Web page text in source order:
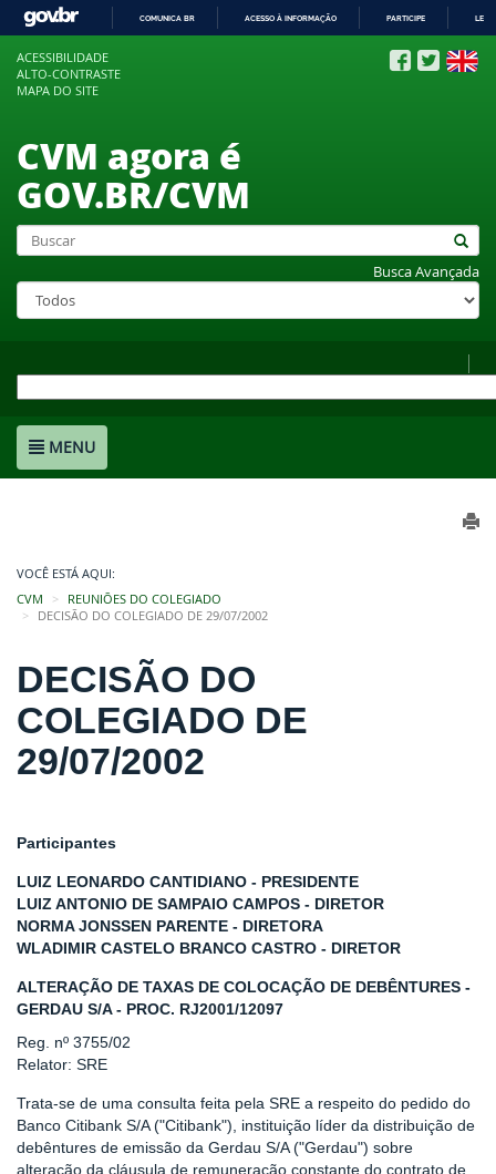
COMUNICA BR ACESSO À INFORMAÇÃO PARTICIPE
ACESSIBILIDADE
ALTO-CONTRASTE
MAPA DO SITE
CVM agora é
GOV.BR/CVM
Busca Avançada
MENU
VOCÊ ESTÁ AQUI:
CVM
REUNIÕES DO COLEGIADO
DECISÃO DO COLEGIADO DE 29/07/2002
DECISÃO DO
COLEGIADO DE
29/07/2002
Participantes
LUIZ LEONARDO CANTIDIANO - PRESIDENTE
LUIZ ANTONIO DE SAMPAIO CAMPOS - DIRETOR
NORMA JONSSEN PARENTE - DIRETORA
WLADIMIR CASTELO BRANCO CASTRO - DIRETOR
ALTERAÇÃO DE TAXAS DE COLOCAÇÃO DE DEBÊNTURES -
GERDAU S/A - PROC. RJ2001/12097
Reg. nº 3755/02
Relator: SRE
Trata-se de uma consulta feita pela SRE a respeito do pedido do
Banco Citibank S/A ("Citibank"), instituição líder da distribuição de
debêntures de emissão da Gerdau S/A ("Gerdau") sobre
alteração da cláusula de remuneração constante do contrato de